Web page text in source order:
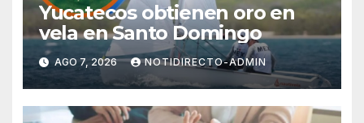
Yucatecos obtienen oro en
vela en Santo Domingo
AGO 7, 2026 NOTIDIRECTO-ADMIN